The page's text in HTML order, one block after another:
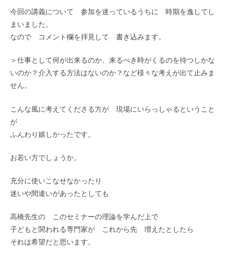
今回の講義について 参加を迷っているうちに 時期を逸してし
まいました。
なので コメント欄を拝見して 書き込みます。
＞仕事として何が出来るのか、来るべき時がくるのを待つしかな
いのか？介入する方法はないのか？など様々な考えが出て止みま
せん。
こんな風に考えてくださる方が 現場にいらっしゃるということ
が
ふんわり嬉しかったです。
お若い方でしょうか。
充分に使いこなせなかったり
迷いや間違いがあったとしても
高橋先生の このセミナーの理論を学んだ上で
子どもと関われる専門家が これから先 増えたとしたら
それは希望だと思います。